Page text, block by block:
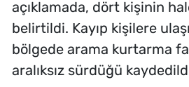
açıklamada, dört kişinin
belirtildi. Kayıp kişilere
bölgede arama kurtarma
aralıksız sürdüğü